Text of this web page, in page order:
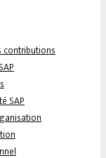
contributions
SAP